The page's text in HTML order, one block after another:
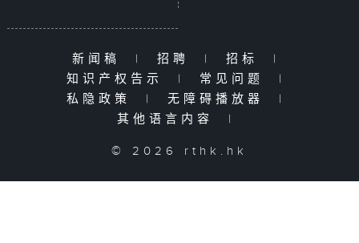
新闻稿 | 招聘 | 招标
|
知识产权告示
| 常见问题
|
私隐政策
| 无障碍播放器
|
其他语言内容
|
© 2026 rthk.hk